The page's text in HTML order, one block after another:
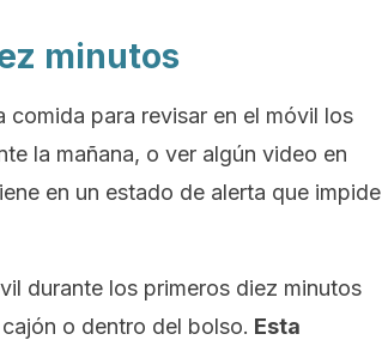
minutos
comida para revisar en el móvil los
la mañana, o ver algún video en
en un estado de alerta que impide
durante los primeros diez minutos
o dentro del bolso. Esta